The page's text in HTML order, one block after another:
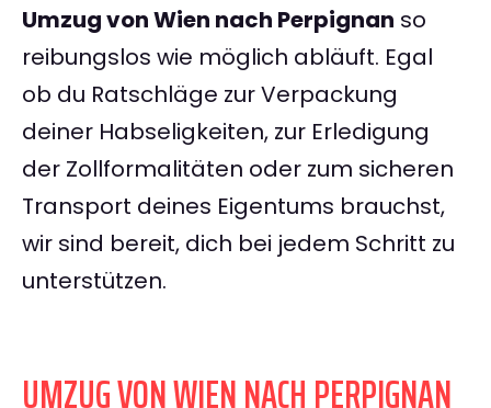
Umzug von Wien nach Perpignan so
reibungslos wie möglich abläuft. Egal
ob du Ratschläge zur Verpackung
deiner Habseligkeiten, zur Erledigung
der Zollformalitäten oder zum sicheren
Transport deines Eigentums brauchst,
wir sind bereit, dich bei jedem Schritt zu
unterstützen.
UMZUG VON WIEN NACH PERPIGNAN